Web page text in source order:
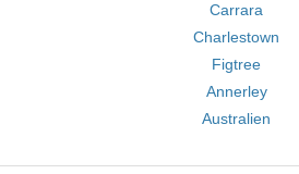
Carrara
Charlestown
Figtree
Annerley
Australien